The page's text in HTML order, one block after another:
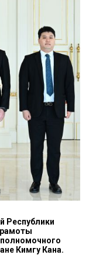
Республики
Кимгу Кана.